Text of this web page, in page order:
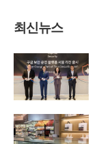
최신뉴스